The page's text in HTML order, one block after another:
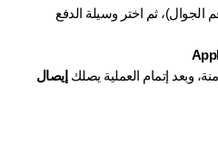
أدخل بياناتك الأساسية (الاسم ورقم الجوال)، ثم اختر وسيلة الدفع
إيصال